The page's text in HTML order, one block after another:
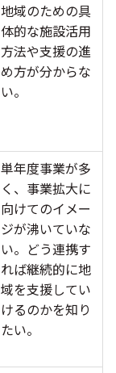
地域のための具
体的な施設活用
方法や支援の進
め方が分からな
い。
単年度事業が多
く、事業拡大に
向けてのイメー
ジが沸いていな
い。どう連携す
れば継続的に地
域を支援してい
けるのかを知り
たい。